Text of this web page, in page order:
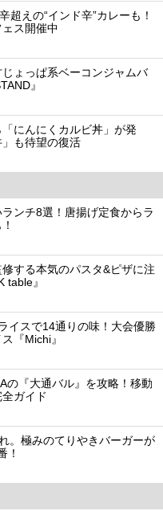
超えの“インド辛”カレーも！
ェス開催中
ょっぱ系ベーコンジャムバ
』
「にんにくカルビ丼」が発
も待望の復活
ンチ8選！唐揚げ定食からラ
する本気のパスタ&ピザに注
table』
イスで14通りの味！大会優勝
『Michi』
の『大通バル』を攻略！移動
ガイド
。極みのてりやきバーガーが
！